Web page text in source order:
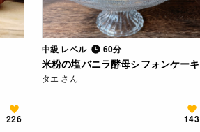
226
中級 レベル 60分
米粉の塩バニラ酵母シフォンケーキ
タエ さん
143